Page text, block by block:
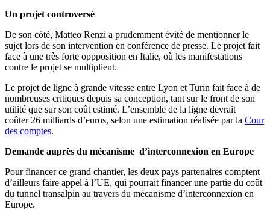
Un projet controversé
De son côté, Matteo Renzi a prudemment évité de mentionner le
sujet lors de son intervention en conférence de presse. Le projet fait
face à une très forte oppposition en Italie, où les manifestations
contre le projet se multiplient.
Le projet de ligne à grande vitesse entre Lyon et Turin fait face à de
nombreuses critiques depuis sa conception, tant sur le front de son
utilité que sur son coût estimé. L’ensemble de la ligne devrait
coûter 26 milliards d’euros, selon une estimation réalisée par la Cour
des comptes.
Demande auprès du mécanisme d’interconnexion en Europe
Pour financer ce grand chantier, les deux pays partenaires comptent
d’ailleurs faire appel à l’UE, qui pourrait financer une partie du coût
du tunnel transalpin au travers du mécanisme d’interconnexion en
Europe.